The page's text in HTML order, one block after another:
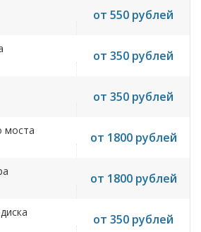
от 550 рублей
от 350 рублей
от 350 рублей
моста от 1800 рублей
от 1800 рублей
от 350 рублей